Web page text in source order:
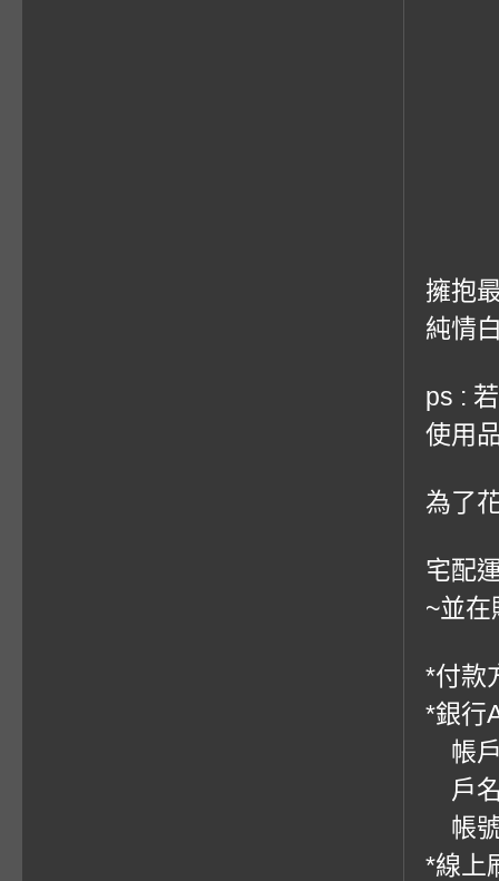
擁抱
純情
ps :
使用
為了
宅配
~並在
*付款
*銀行
帳戶
戶
帳
*線上